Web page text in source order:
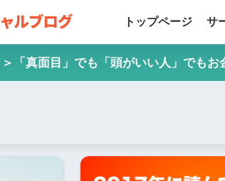
トップページ サ
＞「真面目」でも「頭がいい人」でも